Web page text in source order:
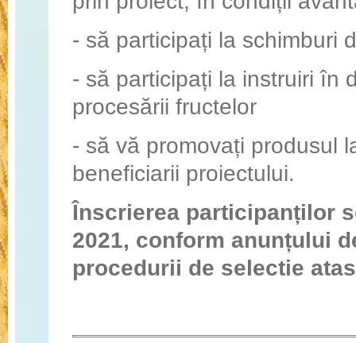
- să participați la schimburi
- să participați la instruiri în
procesării fructelor
- să vă promovați produsul
beneficiarii proiectului.
Înscrierea participanților
2021, conform anunțului
procedurii de selectie